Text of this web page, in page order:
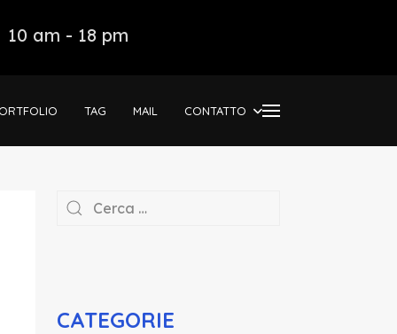
10 am - 18 pm
TAG MAIL CONTATTO
CATEGORIE